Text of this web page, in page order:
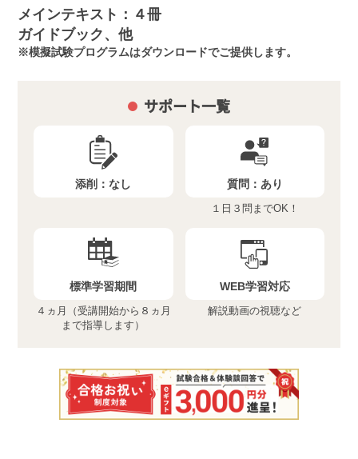
メインテキスト：４冊
ガイドブック、他
模擬試験プログラムはダウンロードでご提供します。
サポート一覧
添削：なし 質問： あり
１日３問までOK！
標準学習期間
４ヵ月（受講開始から８ヵ月
まで指導します）
WEB学習対応
解説動画の視聴など